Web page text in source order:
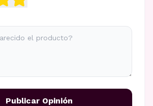
Publicar Opinión